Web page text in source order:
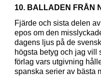
10. BALLADEN FRÅN
Fjärde och sista delen
epos om den
dagens ljus på de
högsta betyg och jag
förlag vars utgivning
spanska serier av bästa